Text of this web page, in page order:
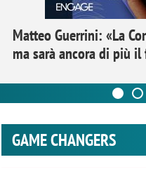
Matteo Guerrini: «La
ma sarà ancora di più
GAME CHANGERS